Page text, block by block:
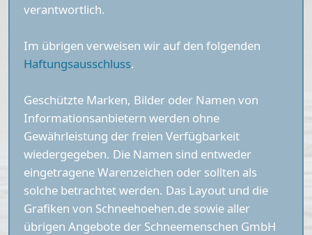
verantwortlich.
Im übrigen verweisen wir auf den folgenden
Haftungsausschluss.
Geschützte Marken, Bilder oder Namen von
Informationsanbietern werden ohne
Gewährleistung der freien Verfügbarkeit
wiedergegeben. Die Namen sind entweder
eingetragene Warenzeichen oder sollten als
solche betrachtet werden. Das Layout und die
Grafiken von Schneehoehen.de sowie aller
übrigen Angebote der Schneemenschen GmbH